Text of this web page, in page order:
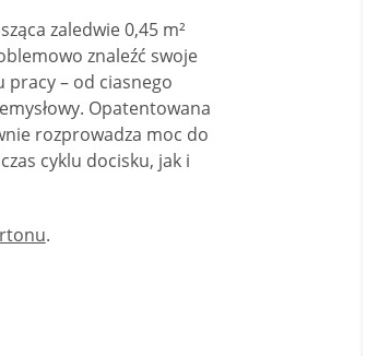
zaledwie 0,45 m²
znaleźć swoje
pracy – od ciasnego
Opatentowana
rozprowadza moc do
cyklu docisku, jak i
.